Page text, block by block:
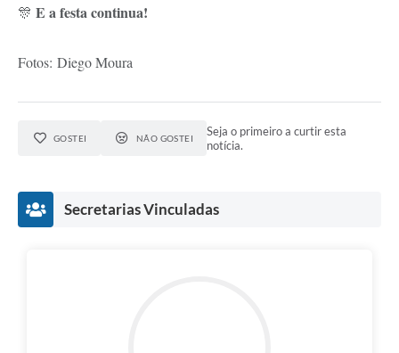
🎊 E a festa continua!
Fotos: Diego Moura
GOSTEI NÃO GOSTEI
Seja o primeiro a curtir esta
notícia.
Secretarias Vinculadas